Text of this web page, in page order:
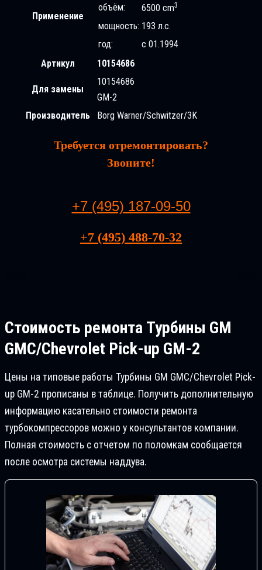
Применение
объём:
6500 cm3
мощность: 193 л.с.
год:
с 01.1994
Артикул
10154686
Для замены
10154686
GM-2
Производитель
Borg Warner/Schwitzer/3K
Требуется отремонтировать?
Звоните!
+7 (495) 187-09-50
+7 (495) 488-70-32
Стоимость ремонта Турбины GM
GMC/Chevrolet Pick-up GM-2
Цены на типовые работы Турбины GM GMC/Chevrolet Pick-
up GM-2 прописаны в таблице. Получить дополнительную
информацию касательно стоимости ремонта
турбокомпрессоров можно у консультантов компании.
Полная стоимость с отчетом по поломкам сообщается
после осмотра системы наддува.